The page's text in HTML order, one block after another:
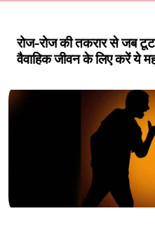
रोज-रोज की तकरार से जब
वैवाहिक जीवन के लिए करें ये